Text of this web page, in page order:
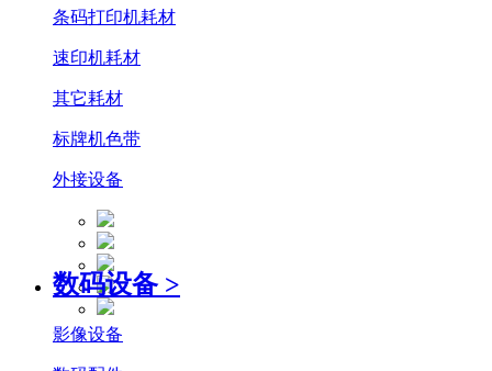
条码打印机耗材
速印机耗材
其它耗材
标牌机色带
外接设备
数码设备 >
影像设备